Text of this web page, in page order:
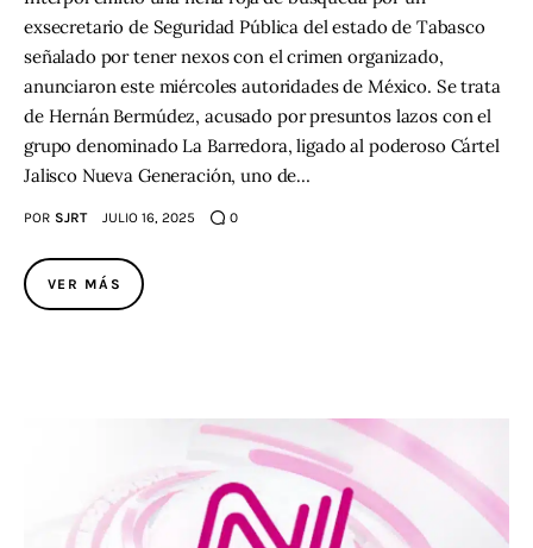
exsecretario de Seguridad Pública del estado de Tabasco
señalado por tener nexos con el crimen organizado,
anunciaron este miércoles autoridades de México. Se trata
de Hernán Bermúdez, acusado por presuntos lazos con el
grupo denominado La Barredora, ligado al poderoso Cártel
Jalisco Nueva Generación, uno de…
POR SJRT JULIO 16, 2025 0
VER MÁS